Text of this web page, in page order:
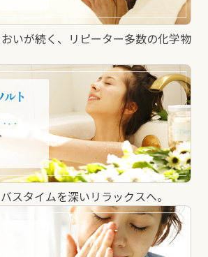
いが続く、リピーター多数の化学物
スタイムを深いリラックスへ。